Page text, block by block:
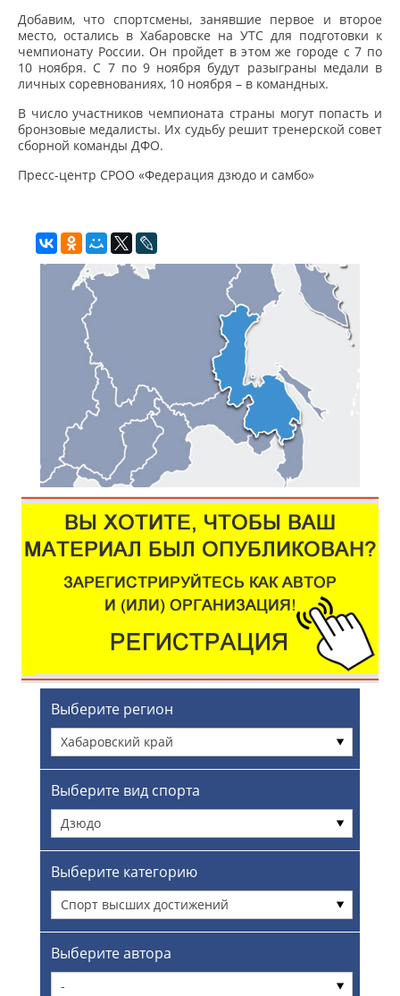
Добавим, что спортсмены, занявшие первое и второе
место, остались в Хабаровске на УТС для подготовки к
чемпионату России. Он пройдет в этом же городе с 7 по
10 ноября. С 7 по 9 ноября будут разыграны медали в
личных соревнованиях, 10 ноября – в командных.
В число участников чемпионата страны могут попасть и
бронзовые медалисты. Их судьбу решит тренерской совет
сборной команды ДФО.
Пресс-центр СРОО «Федерация дзюдо и самбо»
Выберите регион
Хабаровский край
Выберите вид спорта
Дзюдо
Выберите категорию
Спорт высших достижений
Выберите автора
-